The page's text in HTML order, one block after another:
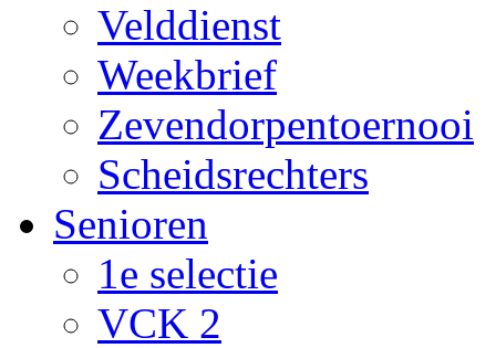
Velddienst
Weekbrief
Zevendorpentoernooi
Scheidsrechters
Senioren
1e selectie
VCK 2